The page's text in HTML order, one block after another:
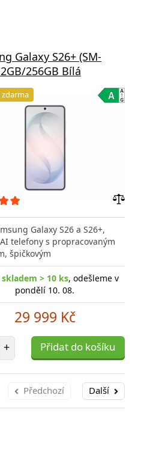
Galaxy S26+ (SM-
256GB Bílá
zdarma
Galaxy S26 a S26+,
telefony s propracovaným
špičkovým
skladem > 10 ks, odešleme v
pondělí 10. 08.
29 999 Kč
položek
+ Přidat do košíku
Předchozí Další